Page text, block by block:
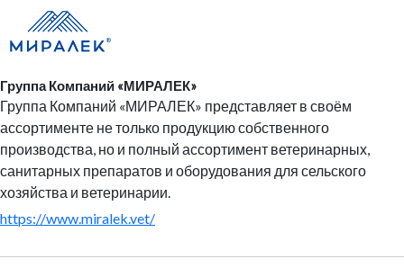
Группа Компаний «МИРАЛЕК»
Группа Компаний «МИРАЛЕК» представляет в своём
ассортименте не только продукцию собственного
производства, но и полный ассортимент ветеринарных,
санитарных препаратов и оборудования для сельского
хозяйства и ветеринарии.
https://www.miralek.vet/